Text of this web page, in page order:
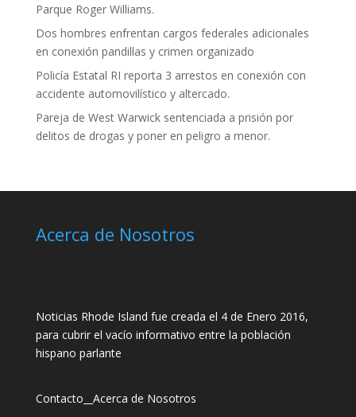
Parque Roger Williams.
Dos hombres enfrentan cargos federales adicionales
en conexión pandillas y crimen organizado
Policía Estatal RI reporta 3 arrestos en conexión con
accidente automovilístico y altercado.
Pareja de West Warwick sentenciada a prisión por
delitos de drogas y poner en peligro a menor.
Acerca de Nosotros
Noticias Rhode Island fue creada el 4 de Enero 2016,
para cubrir el vacío informativo entre la población
hispano parlante
Contacto Acerca de Nosotros